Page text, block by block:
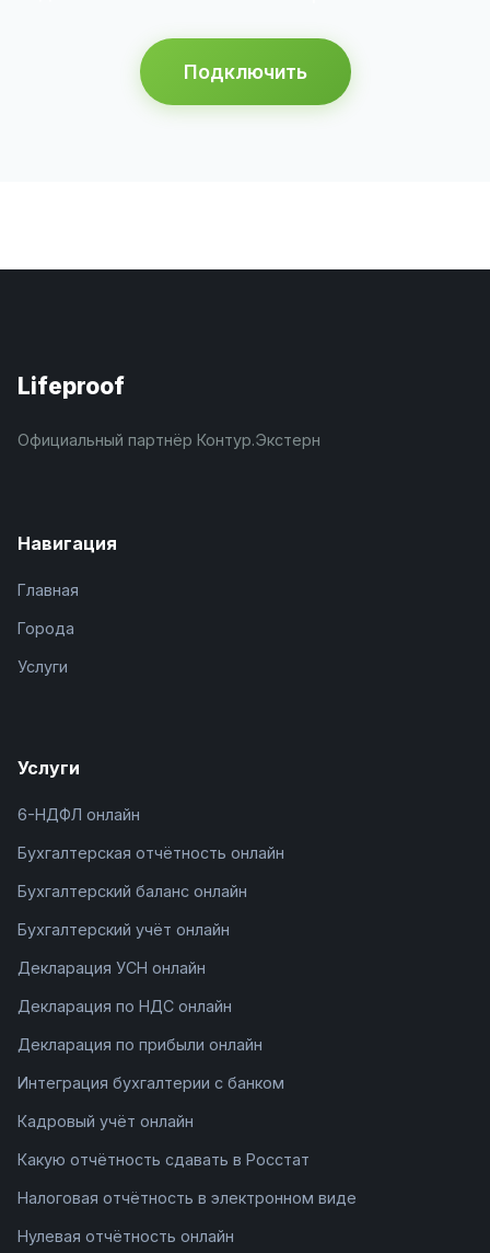
Подключить
Lifeproof
Официальный партнёр Контур.Экстерн
Навигация
Главная
Города
Услуги
Услуги
6-НДФЛ онлайн
Бухгалтерская отчётность онлайн
Бухгалтерский баланс онлайн
Бухгалтерский учёт онлайн
Декларация УСН онлайн
Декларация по НДС онлайн
Декларация по прибыли онлайн
Интеграция бухгалтерии с банком
Кадровый учёт онлайн
Какую отчётность сдавать в Росстат
Налоговая отчётность в электронном виде
Нулевая отчётность онлайн